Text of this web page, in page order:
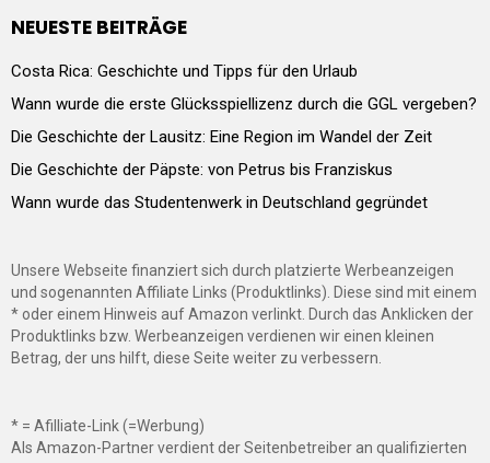
NEUESTE BEITRÄGE
Costa Rica: Geschichte und Tipps für den Urlaub
Wann wurde die erste Glücksspiellizenz durch die GGL vergeben?
Die Geschichte der Lausitz: Eine Region im Wandel der Zeit
Die Geschichte der Päpste: von Petrus bis Franziskus
Wann wurde das Studentenwerk in Deutschland gegründet
Unsere Webseite finanziert sich durch platzierte Werbeanzeigen
und sogenannten Affiliate Links (Produktlinks). Diese sind mit einem
* oder einem Hinweis auf Amazon verlinkt. Durch das Anklicken der
Produktlinks bzw. Werbeanzeigen verdienen wir einen kleinen
Betrag, der uns hilft, diese Seite weiter zu verbessern.
* = Afilliate-Link (=Werbung)
Als Amazon-Partner verdient der Seitenbetreiber an qualifizierten